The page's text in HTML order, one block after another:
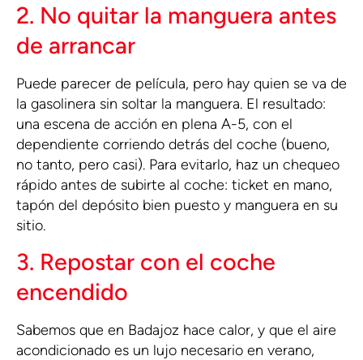
2. No quitar la manguera antes
de arrancar
Puede parecer de película, pero hay quien se va de
la gasolinera sin soltar la manguera. El resultado:
una escena de acción en plena A-5, con el
dependiente corriendo detrás del coche (bueno,
no tanto, pero casi). Para evitarlo, haz un chequeo
rápido antes de subirte al coche: ticket en mano,
tapón del depósito bien puesto y manguera en su
sitio.
3. Repostar con el coche
encendido
Sabemos que en Badajoz hace calor, y que el aire
acondicionado es un lujo necesario en verano,